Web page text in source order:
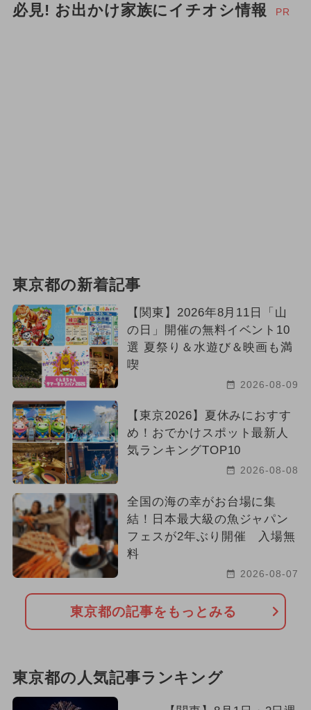
必見! お出かけ家族にイチオシ情報 PR
東京都の新着記事
【関東】2026年8月11日「山
の日」開催の無料イベント10
選 夏祭り＆水遊び＆映画も満
喫
2026-08-09
【東京2026】夏休みにおすす
め！おでかけスポット最新人
気ランキングTOP10
2026-08-08
全国の海の幸がお台場に集
結！日本最大級の魚ジャパン
フェスが2年ぶり開催 入場無
料
2026-08-07
東京都の記事をもっとみる
東京都の人気記事ランキング